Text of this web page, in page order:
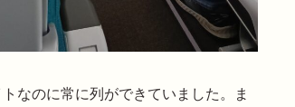
なのに常に列ができていました。ま